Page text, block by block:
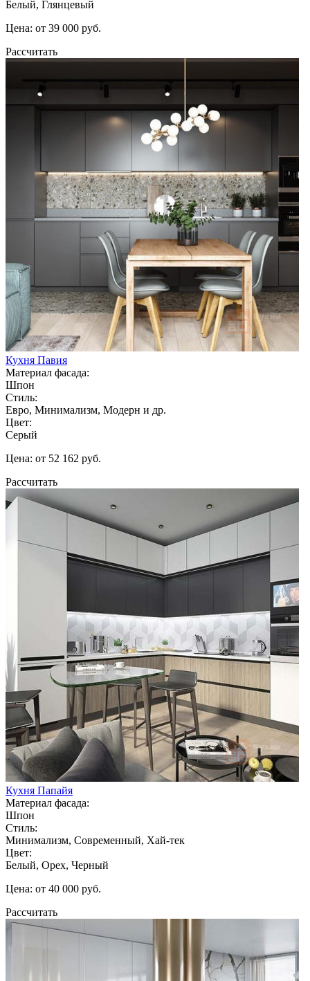
Белый, Глянцевый
Цена: от 39 000 руб.
Рассчитать
Кухня Павия
Материал фасада:
Шпон
Стиль:
Евро, Минимализм, Модерн и др.
Цвет:
Серый
Цена: от 52 162 руб.
Рассчитать
Кухня Папайя
Материал фасада:
Шпон
Стиль:
Минимализм, Современный, Хай-тек
Цвет:
Белый, Орех, Черный
Цена: от 40 000 руб.
Рассчитать